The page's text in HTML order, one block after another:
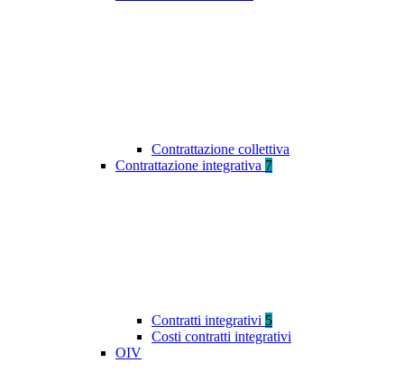
Contrattazione collettiva
Contrattazione integrativa 7
Contratti integrativi 5
Costi contratti integrativi
OIV